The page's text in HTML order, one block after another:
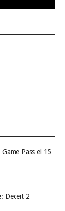
Pass el 15
Deceit 2